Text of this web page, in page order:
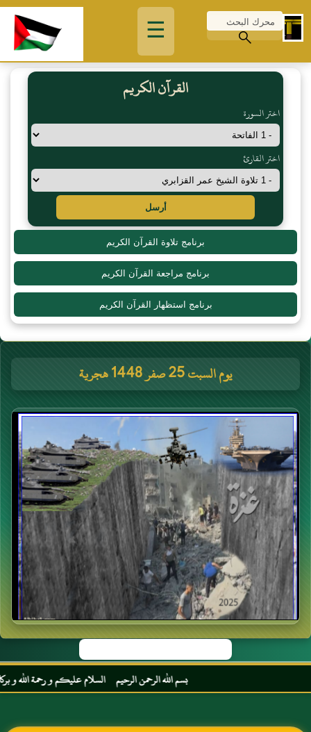
☰
القرآن الكريم
اختر السورة
اختر القارئ
أرسل
برنامج تلاوة القرآن الكريم
برنامج مراجعة القرآن الكريم
برنامج استظهار القرآن الكريم
يوم السبت 25 صفر 1448 هجرية
بسم الله الرحمن الرحيم السلام عليكم و رحمة الله و